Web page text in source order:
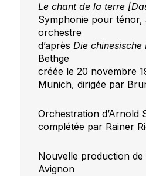
Le chant de la terre
Symphonie pour
orchestre
d’après Die chinesische
Bethge
créée le 20 novembre
Munich, dirigée par
Orchestration d’Arnold
complétée par Rainer
Nouvelle production de
Avignon